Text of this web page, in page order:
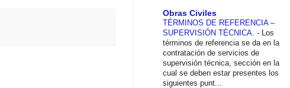
Obras Civiles
TÉRMINOS DE REFERENCIA –
SUPERVISIÓN TÉCNICA. -
Los
términos de referencia se da en la
contratación de servicios de
supervisión técnica, sección en la
cual se deben estar presentes los
siguientes punt...